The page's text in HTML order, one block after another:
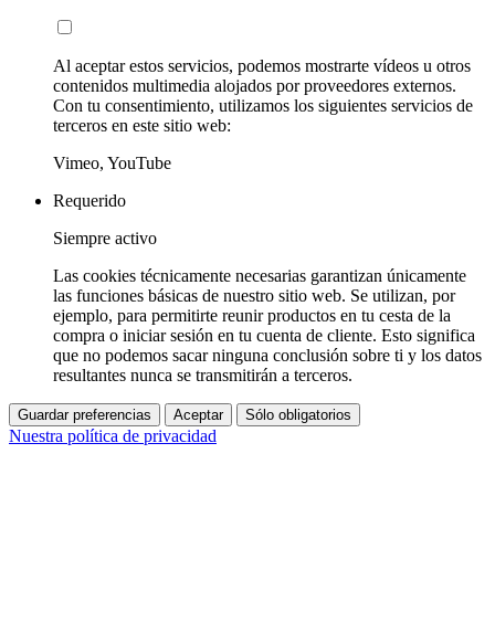
Al aceptar estos servicios, podemos mostrarte vídeos u otros
contenidos multimedia alojados por proveedores externos.
Con tu consentimiento, utilizamos los siguientes servicios de
terceros en este sitio web:
Vimeo, YouTube
Requerido
Siempre activo
Las cookies técnicamente necesarias garantizan únicamente
las funciones básicas de nuestro sitio web. Se utilizan, por
ejemplo, para permitirte reunir productos en tu cesta de la
compra o iniciar sesión en tu cuenta de cliente. Esto significa
que no podemos sacar ninguna conclusión sobre ti y los datos
resultantes nunca se transmitirán a terceros.
Guardar preferencias Aceptar Sólo obligatorios
Nuestra política de privacidad